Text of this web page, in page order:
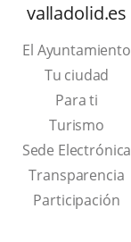
valladolid.es
El Ayuntamiento
Tu ciudad
Para ti
TurismoThis
link
will
open
Sede Electrónica
Transparencia
Participación